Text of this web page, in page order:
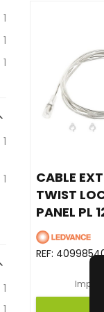
1
1
1
1
1
1
1
CABLE
TWIST
PANEL PL
REF: